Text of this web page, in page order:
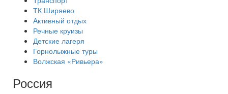
ТК Ширяево
Активный отдых
Речные круизы
Детские лагеря
Горнолыжные туры
Волжская «Ривьера»
Россия